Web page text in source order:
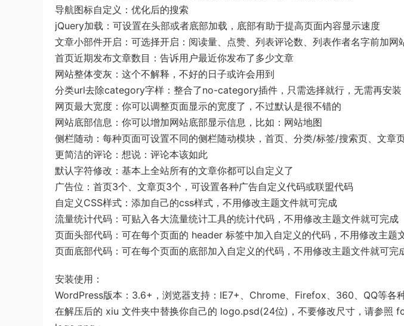
导航图标自定义：优化后的搜索
jQuery加载：可设置在头部或者底部加载，底部有助于提高页面内容显示速度
文章小部件开启：可选择开启：阅读量、点赞、列表评论数、列表作者名字前加网
首页近期发布文章数目：告诉用户最近你发布了多少文章
网站整体变灰：这个不解释，不好的日子或许会用到
分类url去除category字样：整合了no-category插件，只需选择就行，无需再安装
网页最大宽度：你可以调整页面显示的宽度了，不过默认是很不错的
网站底部信息：你可以增加网站底部显示信息，比如：网站地图
侧栏随动：每种页面可设置不同的侧栏随动模块，首页、分类/标签/搜索页、文章
更简洁的评论：想说：评论本该如此
默认字符修改：基本上全站所有的文章你都可以自定义了
广告位：首页3个、文章页3个，可设置各种广告自定义代码或联盟代码
自定义CSS样式：添加自己的css样式，不用修改主题文件就可完成
流量统计代码：可贴入各大流量统计工具的统计代码，不用修改主题文件就可完成
页面头部代码：可在每个页面的 header 标签中加入自定义的代码，不用修改主题
页面底部代码：可在每个页面的底部加入自定义的代码，不用修改主题文件就可完
安装使用：
WordPress版本：3.6+，浏览器支持：IE7+、Chrome、Firefox、360、QQ等各
在解压后的 xiu 文件夹中替换你自己的 logo.psd(24位)，不要修改尺寸，请参照